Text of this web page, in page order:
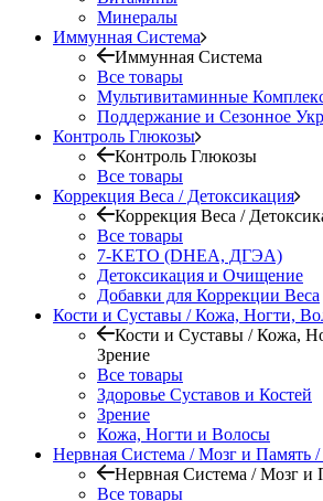
Минералы
Иммунная Система
Иммунная Система
Все товары
Мультивитаминные
Поддержание и Сезонное
Контроль Глюкозы
Контроль Глюкозы
Все товары
Коррекция Веса / Детоксикация
Коррекция Веса /
Все товары
7-KETO (DHEA, ДГЭА)
Детоксикация и Очищение
Добавки для Коррекции Веса
Кости и Суставы / Кожа, Ногти,
Кости и Суставы / Кожа,
Зрение
Все товары
Здоровье Суставов и Костей
Зрение
Кожа, Ногти и Волосы
Нервная Система / Мозг и Память
Нервная Система / Мозг и
Все товары